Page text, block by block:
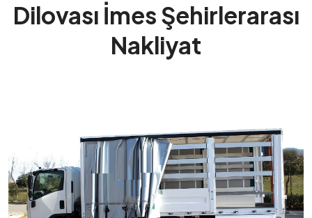
Dilovası İmes Şehirlerarası
Nakliyat